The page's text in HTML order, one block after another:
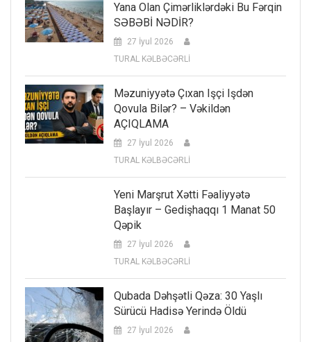
Yana Olan Çimərliklərdəki Bu Fərqin
SƏBƏBİ NƏDİR?
27 İyul 2026
TURAL KƏLBƏCƏRLİ
Məzuniyyətə Çıxan Işçi Işdən
Qovula Bilər? – Vəkildən
AÇIQLAMA
27 İyul 2026
TURAL KƏLBƏCƏRLİ
Yeni Marşrut Xətti Fəaliyyətə
Başlayır – Gedişhaqqı 1 Manat 50
Qəpik
27 İyul 2026
TURAL KƏLBƏCƏRLİ
Qubada Dəhşətli Qəza: 30 Yaşlı
Sürücü Hadisə Yerində Öldü
27 İyul 2026